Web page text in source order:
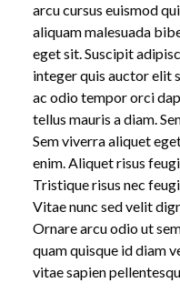
arcu cursus euismod
aliquam malesuada
eget sit. Suscipit
integer quis auctor elit
ac odio tempor orci
tellus mauris a diam.
Sem viverra aliquet
enim. Aliquet risus
Tristique risus nec
Vitae nunc sed velit
Ornare arcu odio ut
quam quisque id diam
vitae sapien